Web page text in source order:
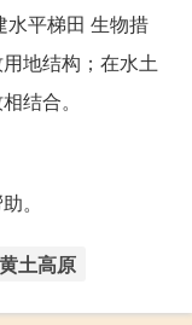
水平梯田 生物措
地结构；在水土
结合。
。
黄土高原